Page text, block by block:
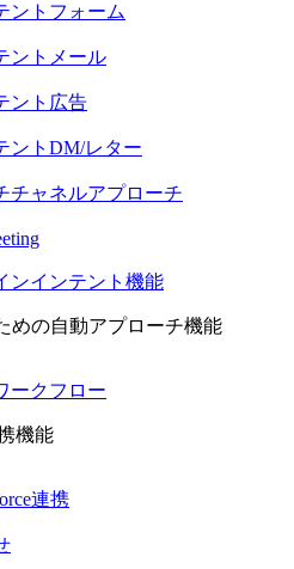
ントフォーム
ントメール
ント広告
ントDM/レター
チャネルアプローチ
ンインテント機能
めの自動アプローチ機能
ークフロー
機能
連携